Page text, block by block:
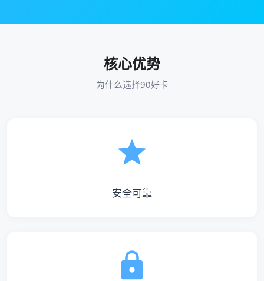
核心优势
为什么选择90好卡
安全可靠